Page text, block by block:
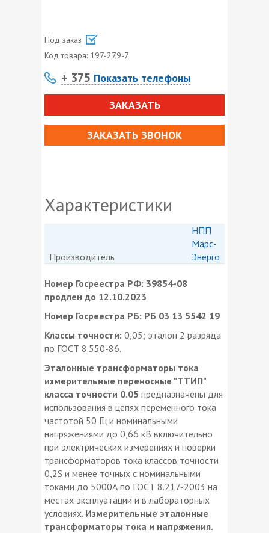
Под заказ
Код товара: 197-279-7
+ 375 Показать телефоны
ЗАКАЗАТЬ
ЗАКАЗАТЬ ЗВОНОК
Характеристики
Производитель
НПП
Марс-
Энерго
Номер Госреестра РФ: 39854-08
продлен до 12.10.2023
Номер Госреестра РБ: РБ 03 13 5542 19
Классы точности: 0,05; эталон 2 разряда
по ГОСТ 8.550-86.
Эталонные трансформаторы тока
измерительные переносные "ТТИП"
класса точности 0.05 предназначены для
использования в цепях переменного тока
частотой 50 Гц и номинальными
напряжениями до 0,66 кВ включительно
при электрических измерениях и поверки
трансформаторов тока классов точности
0,2S и менее точных с номинальными
токами до 5000А по ГОСТ 8.217-2003 на
местах эксплуатации и в лабораторных
условиях. Измерительные эталонные
трансформаторы тока и напряжения.